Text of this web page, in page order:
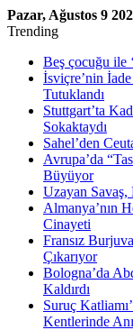
Pazar, Ağustos 9
Trending
Beş çocuğu ile
İsviçre’nin
Tutuklandı
Stuttgart’ta
Sokaktaydı
Sahel’den
Avrupa’da
Büyüyor
Uzayan Savaş,
Almanya’nın
Cinayeti
Fransız
Çıkarıyor
Bologna’da
Kaldırdı
Suruç
Kentlerinde